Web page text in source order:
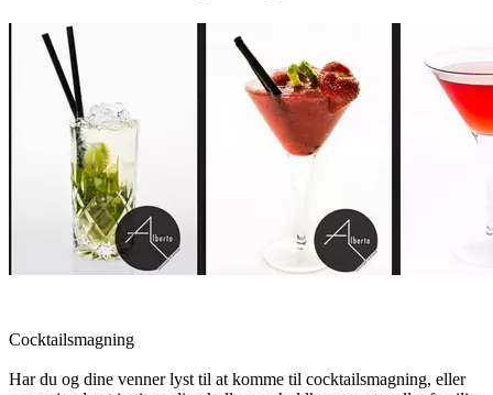
Cocktailsmagning
Har du og dine venner lyst til at komme til cocktailsmagning, eller